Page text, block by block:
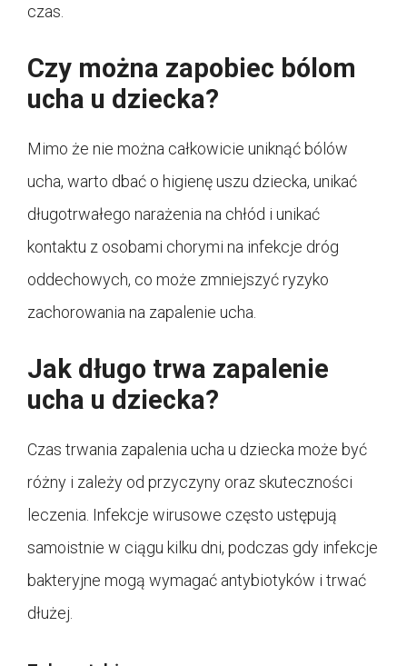
czas.
Czy można zapobiec bólom
ucha u dziecka?
Mimo że nie można całkowicie uniknąć bólów
ucha, warto dbać o higienę uszu dziecka, unikać
długotrwałego narażenia na chłód i unikać
kontaktu z osobami chorymi na infekcje dróg
oddechowych, co może zmniejszyć ryzyko
zachorowania na zapalenie ucha.
Jak długo trwa zapalenie
ucha u dziecka?
Czas trwania zapalenia ucha u dziecka może być
różny i zależy od przyczyny oraz skuteczności
leczenia. Infekcje wirusowe często ustępują
samoistnie w ciągu kilku dni, podczas gdy infekcje
bakteryjne mogą wymagać antybiotyków i trwać
dłużej.